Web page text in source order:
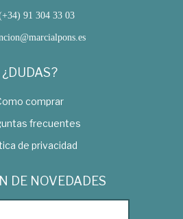
91 304 33 03
¿DUDAS?
comprar
frecuentes
de privacidad
DE NOVEDADES